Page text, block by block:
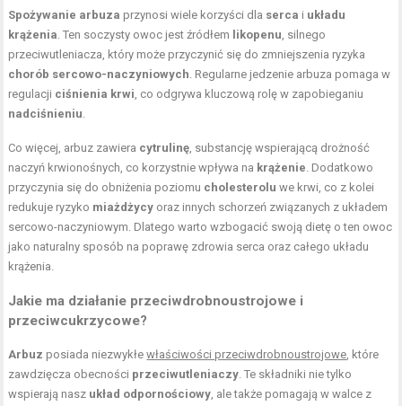
Spożywanie arbuza przynosi wiele korzyści dla serca i układu
krążenia. Ten soczysty owoc jest źródłem likopenu, silnego
przeciwutleniacza, który może przyczynić się do zmniejszenia ryzyka
chorób sercowo-naczyniowych. Regularne jedzenie arbuza pomaga w
regulacji ciśnienia krwi, co odgrywa kluczową rolę w zapobieganiu
nadciśnieniu.
Co więcej, arbuz zawiera cytrulinę, substancję wspierającą drożność
naczyń krwionośnych, co korzystnie wpływa na krążenie. Dodatkowo
przyczynia się do obniżenia poziomu cholesterolu we krwi, co z kolei
redukuje ryzyko miażdżycy oraz innych schorzeń związanych z układem
sercowo-naczyniowym. Dlatego warto wzbogacić swoją dietę o ten owoc
jako naturalny sposób na poprawę zdrowia serca oraz całego układu
krążenia.
Jakie ma działanie przeciwdrobnoustrojowe i
przeciwcukrzycowe?
Arbuz posiada niezwykłewłaściwości przeciwdrobnoustrojowe, które
zawdzięcza obecności przeciwutleniaczy. Te składniki nie tylko
wspierają nasz układ odpornościowy, ale także pomagają w walce z